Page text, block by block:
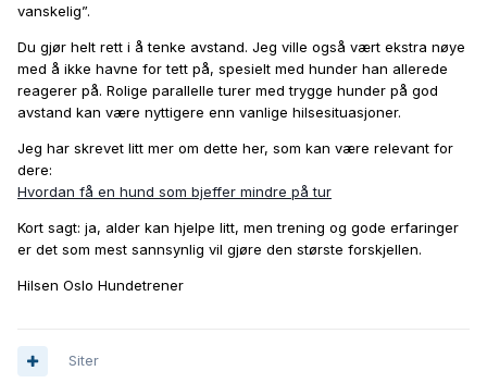
vanskelig”.
Du gjør helt rett i å tenke avstand. Jeg ville også vært ekstra nøye
med å ikke havne for tett på, spesielt med hunder han allerede
reagerer på. Rolige parallelle turer med trygge hunder på god
avstand kan være nyttigere enn vanlige hilsesituasjoner.
Jeg har skrevet litt mer om dette her, som kan være relevant for
dere:
Hvordan få en hund som bjeffer mindre på tur
Kort sagt: ja, alder kan hjelpe litt, men trening og gode erfaringer
er det som mest sannsynlig vil gjøre den største forskjellen.
Hilsen Oslo Hundetrener
Siter